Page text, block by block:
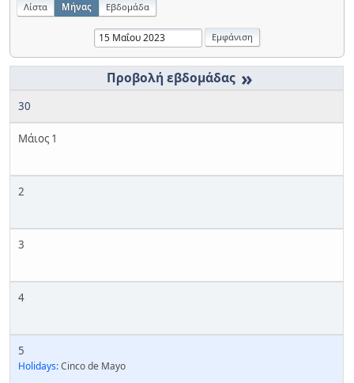
Λίστα Μήνας Εβδομάδα
»
30
Μάιος 1
2
3
4
5
Holidays:Cinco de Mayo